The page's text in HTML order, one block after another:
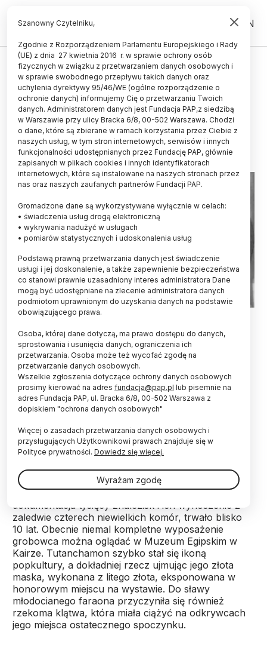
PL EN
Polski wątek związany odkryciem
najsłynniejszego faraońskiego
grobowca
26.11.2015
aktualizacja: 26.11.2015
4 minuty czytania
Fot. Aleksander Laszenko (pierwszy z lewej) podczas wystawy
„Czy coś Pan widzi?” – zapytał lord Carnarvon
archeologa, który wetknął do wnętrza grobowca
świecę. „Tak. To jest cudowne!” – odparł Howard
Carter. Niebawem do środka miał wejść
Aleksander Laszenko, polski malarz orientalista –
dokładnie 93 lata temu, 26 listopada 1922 r.,
Grobowiec Tutanchamona jest jednym z
najmniejszych miejsc ostatecznego spoczynku,
spośród tych należących do faraonów na terenie
Doliny Królów w Luksorze. Mimo to skrzętna
dokumentacja tysięcy znalezisk i ich wynoszenie z
zaledwie czterech niewielkich komór, trwało blisko
10 lat. Obecnie niemal kompletne wyposażenie
grobowca można oglądać w Muzeum Egipskim w
Kairze. Tutanchamon szybko stał się ikoną
popkultury, a dokładniej rzecz ujmując jego złota
maska, wykonana z litego złota, eksponowana w
honorowym miejscu na wystawie. Do sławy
młodocianego faraona przyczyniła się również
rzekoma klątwa, która miała ciążyć na odkrywcach
jego miejsca ostatecznego spoczynku.
Szanowny Czytelniku,
Zgodnie z Rozporządzeniem Parlamentu Europejskiego i Rady
(UE) z dnia 27 kwietnia 2016 r. w sprawie ochrony osób
fizycznych w związku z przetwarzaniem danych osobowych i
w sprawie swobodnego przepływu takich danych oraz
uchylenia dyrektywy 95/46/WE (ogólne rozporządzenie o
ochronie danych) informujemy Cię o przetwarzaniu Twoich
danych. Administratorem danych jest Fundacja PAP,z siedzibą
w Warszawie przy ulicy Bracka 6/8, 00-502 Warszawa. Chodzi
o dane, które są zbierane w ramach korzystania przez Ciebie z
naszych usług, w tym stron internetowych, serwisów i innych
funkcjonalności udostępnianych przez Fundację PAP, głównie
zapisanych w plikach cookies i innych identyfikatorach
internetowych, które są instalowane na naszych stronach przez
nas oraz naszych zaufanych partnerów Fundacji PAP.
Gromadzone dane są wykorzystywane wyłącznie w celach:
• świadczenia usług drogą elektroniczną
• wykrywania nadużyć w usługach
• pomiarów statystycznych i udoskonalenia usług
Podstawą prawną przetwarzania danych jest świadczenie
usługi i jej doskonalenie, a także zapewnienie bezpieczeństwa
co stanowi prawnie uzasadniony interes administratora Dane
mogą być udostępniane na zlecenie administratora danych
podmiotom uprawnionym do uzyskania danych na podstawie
obowiązującego prawa.
Osoba, której dane dotyczą, ma prawo dostępu do danych,
sprostowania i usunięcia danych, ograniczenia ich
przetwarzania. Osoba może też wycofać zgodę na
przetwarzanie danych osobowych.
Wszelkie zgłoszenia dotyczące ochrony danych osobowych
prosimy kierować na adres fundacja@pap.pl lub pisemnie na
adres Fundacja PAP, ul. Bracka 6/8, 00-502 Warszawa z
dopiskiem "ochrona danych osobowych"
Więcej o zasadach przetwarzania danych osobowych i
przysługujących Użytkownikowi prawach znajduje się w
Polityce prywatności. Dowiedz się więcej.
Wyrażam zgodę